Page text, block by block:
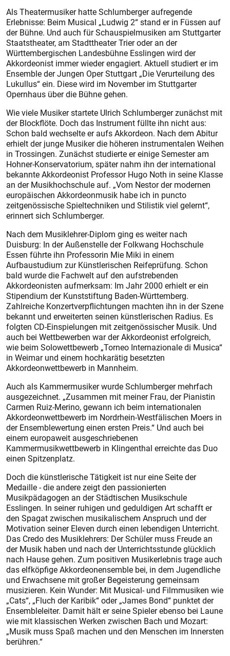
Als Theatermusiker hatte Schlumberger aufregende
Erlebnisse: Beim Musical „Ludwig 2“ stand er in Füssen auf
der Bühne. Und auch für Schauspielmusiken am Stuttgarter
Staatstheater, am Stadttheater Trier oder an der
Württembergischen Landesbühne Esslingen wird der
Akkordeonist immer wieder engagiert. Aktuell studiert er im
Ensemble der Jungen Oper Stuttgart „Die Verurteilung des
Lukullus“ ein. Diese wird im November im Stuttgarter
Opernhaus über die Bühne gehen.
Wie viele Musiker startete Ulrich Schlumberger zunächst mit
der Blockflöte. Doch das Instrument füllte ihn nicht aus:
Schon bald wechselte er aufs Akkordeon. Nach dem Abitur
erhielt der junge Musiker die höheren instrumentalen Weihen
in Trossingen. Zunächst studierte er einige Semes­ter am
Hohner-Konservatorium, später nahm ihn der international
bekannte Akkordeonist Professor Hugo Noth in seine Klasse
an der Musikhochschule auf. „Vom Nes­tor der modernen
europäischen Akkordeonmusik habe ich in puncto
zeitgenössische Spieltechniken und Stilistik viel gelernt“,
erinnert sich Schlumberger.
Nach dem Musiklehrer-Diplom ging es weiter nach
Duisburg: In der Außenstelle der Folkwang Hochschule
Essen führte ihn Professorin Mie Miki in einem
Aufbaustudium zur Künstlerischen Reifeprüfung. Schon
bald ­wurde die Fachwelt auf den aufstrebenden
Akkordeonisten aufmerksam: Im Jahr 2000 erhielt er ein
Stipendium der Kunststiftung Baden-Württemberg.
Zahlreiche Konzertverpflichtungen machten ihn in der Szene
bekannt und erweiterten seinen künstlerischen Radius. Es
folgten CD-Einspielungen mit zeitgenössischer Musik. Und
auch bei Wettbewerben war der Akkordeonist erfolgreich,
wie beim Solowettbewerb „Torneo Internazionale di Musica“
in Weimar und einem hochkarätig besetzten
Akkordeonwettbewerb in Mannheim.
Auch als Kammermusiker wurde Schlumberger mehrfach
ausgezeichnet. „Zusammen mit meiner Frau, der Pianistin
Carmen Ruiz-­Merino, gewann ich beim internationalen
Akkordeonwettbewerb im Nordrhein-Westfälischen ­Moers in
der Ensemblewertung einen ersten Preis.“ Und auch bei
einem europaweit ausgeschriebenen
Kammermusikwettbewerb in Klingenthal erreichte das Duo
einen Spitzenplatz.
Doch die künstlerische Tätigkeit ist nur eine Seite der
Medaille - die andere zeigt den passionierten
Musikpädagogen an der Städtischen Musikschule
Esslingen. In seiner ruhigen und geduldigen Art schafft er
den Spagat zwischen musikalischem Anspruch und der
Motivation seiner Eleven durch einen lebendigen Unterricht.
Das Credo des Musiklehrers: Der Schüler muss Freude an
der Musik haben und nach der Unterrichtsstunde glücklich
nach Hause gehen. Zum positiven Musikerlebnis trage auch
das elfköpfige Akkordeonensemble bei, in dem Jugendliche
und Erwachsene mit großer Begeisterung gemeinsam
musizieren. Kein Wunder: Mit Musical- und Filmmusiken wie
„Cats“, „Fluch der Karibik“ oder „James Bond“ punktet der
Ensembleleiter. Damit hält er seine Spieler ebenso bei Laune
wie mit klassischen Werken zwischen Bach und Mozart:
„Musik muss Spaß machen und den Menschen im Innersten
berühren.“